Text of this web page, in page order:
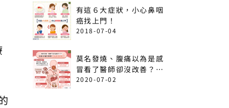
有這６大症狀，小心鼻咽
癌找上門！
2018-07-04
莫名發燒、腹痛以為是感
冒看了醫師卻沒改善？出
現這6情形恐是急性白血
2020-07-02